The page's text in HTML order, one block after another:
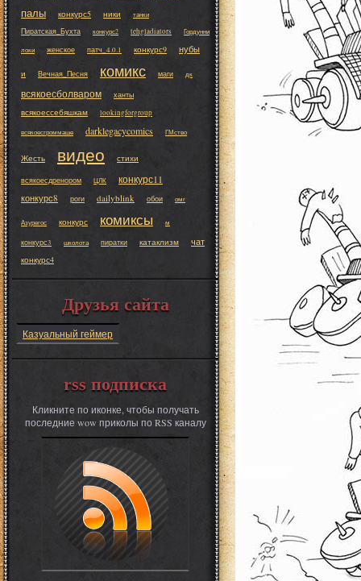
палы конкурс5 ники танки
Пиратская_Бухта конкурс2 tehgladiators Гордунни
локи женское патч_4.0.1 конкурс9 нубы
и Вечная_Песня комикс маги дк
всякоесболваром ханты
всякоессебяшкам lookingforgroup
всякоесгроммаше darklegacycomics ГМство
Жесть видео стихи
всякоесдренором ЦЛК конкурс11
конкурс8 роги dailyblink обои омг
Азурегос конкурс комиксы м
конкурс3 школота пиратки катаклизм чат
конкурс4
Друзья сайта
Казуальный геймер
rss подписка
Кликните по иконке, чтобы получать
последние wow приколы по RSS каналу